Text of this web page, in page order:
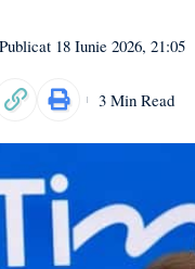
Publicat 18 Iunie 2026, 21:05
3 Min Read